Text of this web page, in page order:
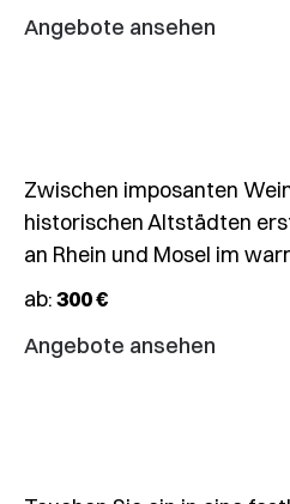
Angebote ansehen
an
Zwischen imposanten
historischen Altstädten
an Rhein und Mosel im
ab:300 €
Angebote ansehen
🎄
Kuchlbauer
´s
Turmweihnacht
am